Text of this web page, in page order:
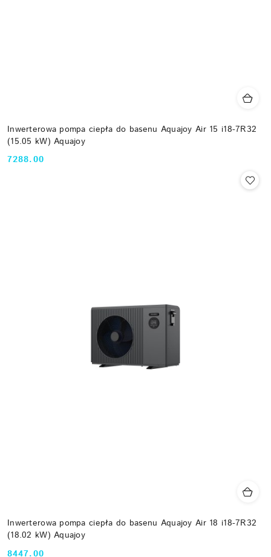
Inwerterowa pompa ciepła do basenu Aquajoy Air 15 i18-7R32
(15.05 kW) Aquajoy
Cena:
7288.00
Inwerterowa pompa ciepła do basenu Aquajoy Air 18 i18-7R32
(18.02 kW) Aquajoy
8447.00